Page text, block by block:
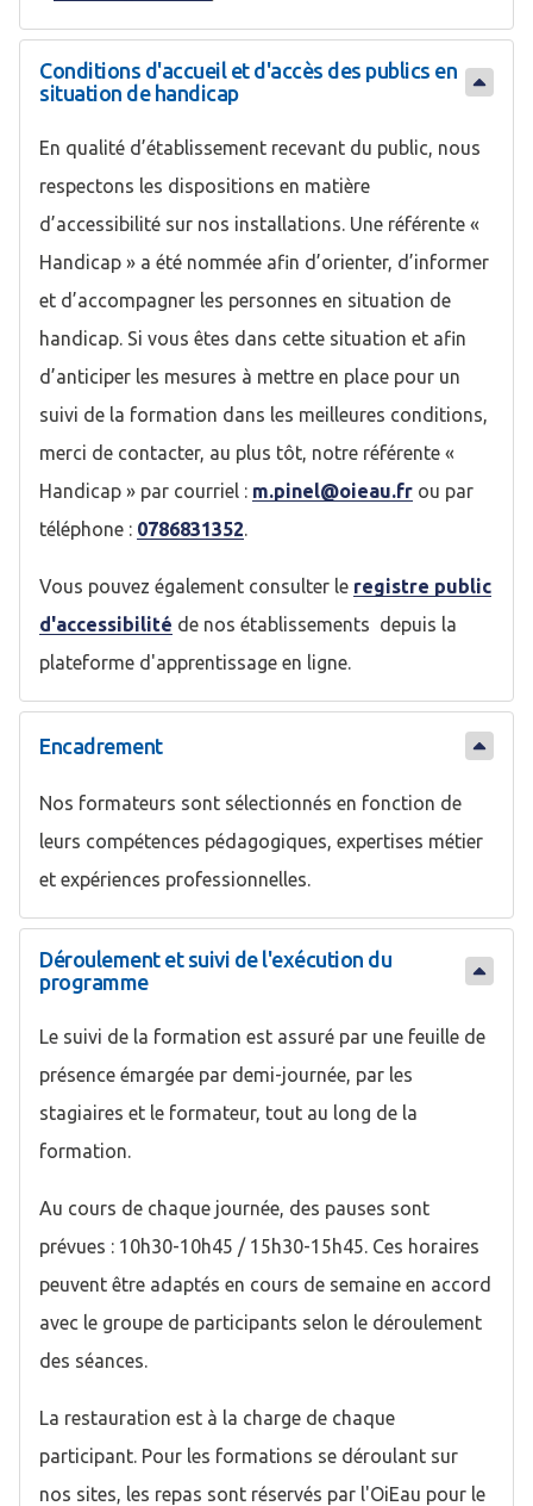
Conditions d'accueil et d'accès des publics en
situation de handicap
En qualité d’établissement recevant du public, nous
respectons les dispositions en matière
d’accessibilité sur nos installations. Une référente «
Handicap » a été nommée afin d’orienter, d’informer
et d’accompagner les personnes en situation de
handicap. Si vous êtes dans cette situation et afin
d’anticiper les mesures à mettre en place pour un
suivi de la formation dans les meilleures conditions,
merci de contacter, au plus tôt, notre référente «
Handicap » par courriel : m.pinel@oieau.fr ou par
téléphone : 0786831352.
Vous pouvez également consulter le registre public
d'accessibilité de nos établissements depuis la
plateforme d'apprentissage en ligne.
Encadrement
Nos formateurs sont sélectionnés en fonction de
leurs compétences pédagogiques, expertises métier
et expériences professionnelles.
Déroulement et suivi de l'exécution du
programme
Le suivi de la formation est assuré par une feuille de
présence émargée par demi-journée, par les
stagiaires et le formateur, tout au long de la
formation.
Au cours de chaque journée, des pauses sont
prévues : 10h30-10h45 / 15h30-15h45. Ces horaires
peuvent être adaptés en cours de semaine en accord
avec le groupe de participants selon le déroulement
des séances.
La restauration est à la charge de chaque
participant. Pour les formations se déroulant sur
nos sites, les repas sont réservés par l'OiEau pour le